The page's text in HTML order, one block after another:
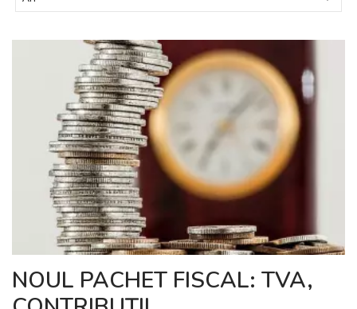
Articole
Comunicat de presă
Evenimente
Media
Noutati legislative
NOUL PACHET FISCAL: TVA,